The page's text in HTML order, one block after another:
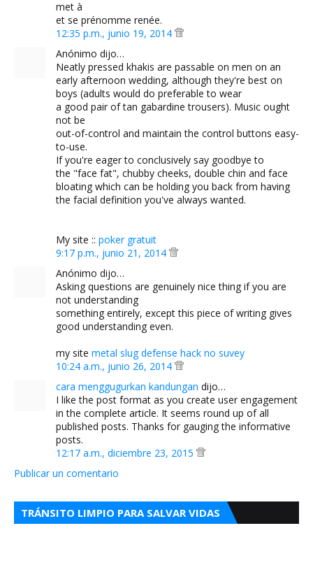
met à
et se prénomme renée.
12:35 p.m., junio 19, 2014
Anónimo dijo…
Neatly pressed khakis are passable on men on an
early afternoon wedding, although they're best on
boys (adults would do preferable to wear
a good pair of tan gabardine trousers). Music ought
not be
out-of-control and maintain the control buttons easy-
to-use.
If you're eager to conclusively say goodbye to
the "face fat", chubby cheeks, double chin and face
bloating which can be holding you back from having
the facial definition you've always wanted.
My site :: poker gratuit
9:17 p.m., junio 21, 2014
Anónimo dijo…
Asking questions are genuinely nice thing if you are
not understanding
something entirely, except this piece of writing gives
good understanding even.
my site metal slug defense hack no suvey
10:24 a.m., junio 26, 2014
cara menggugurkan kandungan dijo…
I like the post format as you create user engagement
in the complete article. It seems round up of all
published posts. Thanks for gauging the informative
posts.
12:17 a.m., diciembre 23, 2015
Publicar un comentario
TRÁNSITO LIMPIO PARA SALVAR VIDAS